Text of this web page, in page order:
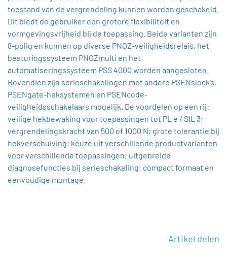
toestand van de vergrendeling kunnen worden geschakeld.
Dit biedt de gebruiker een grotere flexibiliteit en
vormgevingsvrijheid bij de toepassing. Beide varianten zijn
8-polig en kunnen op diverse PNOZ-veiligheidsrelais, het
besturingssysteem PNOZmulti en het
automatiseringssysteem PSS 4000 worden aangesloten.
Bovendien zijn serieschakelingen met andere PSENslock’s,
PSENgate-heksystemen en PSENcode-
veiligheidsschakelaars mogelijk. De voordelen op een rij:
veilige hekbewaking voor toepassingen tot PL e / SIL 3;
vergrendelingskracht van 500 of 1000 N; grote tolerantie bij
hekverschuiving; keuze uit verschillende productvarianten
voor verschillende toepassingen; uitgebreide
diagnosefuncties bij serieschakeling; compact formaat en
eenvoudige montage.
Artikel delen